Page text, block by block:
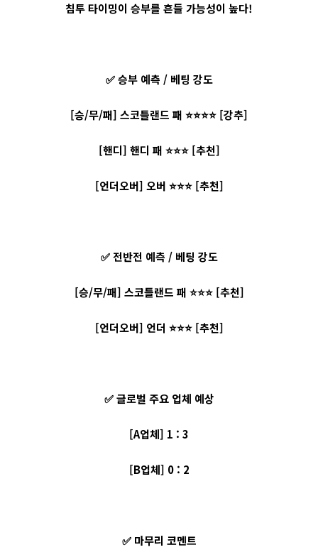
침투 타이밍이 승부를 흔들 가능성이 높다!
✅ 승부 예측 / 베팅 강도
[승/무/패] 스코틀랜드 패 ⭐⭐⭐⭐ [강추]
[핸디] 핸디 패 ⭐⭐⭐ [추천]
[언더오버] 오버 ⭐⭐⭐ [추천]
✅ 전반전 예측 / 베팅 강도
[승/무/패] 스코틀랜드 패 ⭐⭐⭐ [추천]
[언더오버] 언더 ⭐⭐⭐ [추천]
✅ 글로벌 주요 업체 예상
[A업체] 1 : 3
[B업체] 0 : 2
✅ 마무리 코멘트